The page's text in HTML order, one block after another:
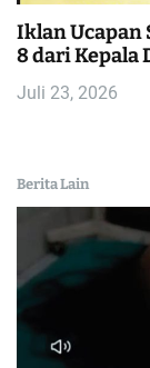
Iklan Ucapan
8 dari Kepala
Juli 23, 2026
Berita Lain